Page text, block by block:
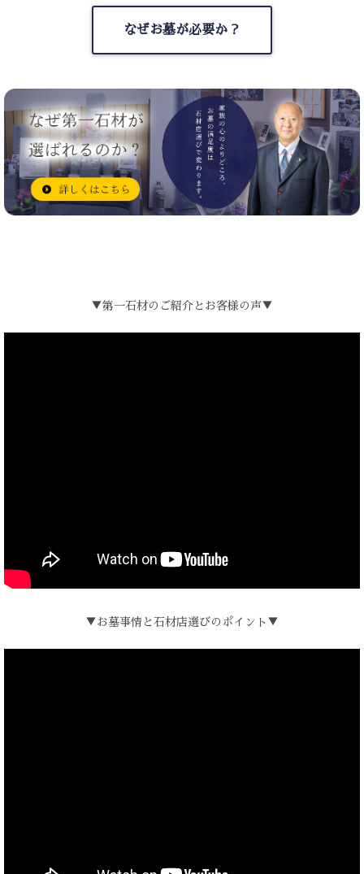
なぜお墓が必要か？
▼第一石材のご紹介とお客様の声▼
▼お墓事情と石材店選びのポイント▼